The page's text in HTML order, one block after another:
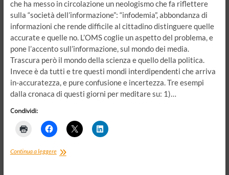
che ha messo in circolazione un neologismo che fa riflettere
sulla “società dell’informazione”: “infodemia”, abbondanza di
informazioni che rende difficile al cittadino distinguere quelle
accurate e quelle no. L’OMS coglie un aspetto del problema, e
pone l’accento sull’informazione, sul mondo dei media.
Trascura però il mondo della scienza e quello della politica.
Invece è da tutti e tre questi mondi interdipendenti che arriva
in-accuratezza, e pure confusione e incertezza. Tre esempi
dalla cronaca di questi giorni per meditare su: 1)…
Condividi:
Continua a leggereL’altra